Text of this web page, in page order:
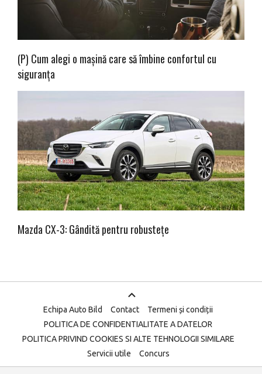
(P) Cum alegi o mașină care să îmbine confortul cu
siguranța
Mazda CX-3: Gândită pentru robustețe
Echipa Auto Bild Contact
Termeni și condiții
POLITICA DE CONFIDENTIALITATE A DATELOR
POLITICA PRIVIND COOKIES SI ALTE TEHNOLOGII SIMILARE
Servicii utile
Concurs